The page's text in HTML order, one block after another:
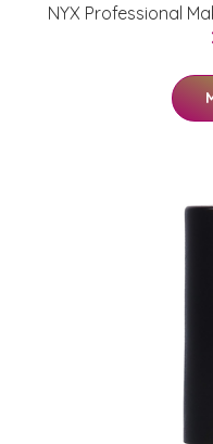
NYX Professional